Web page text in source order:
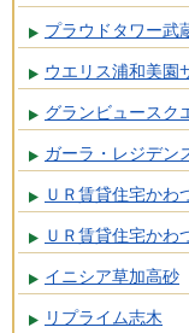
プラウドタワー武
ウエリス浦和美園
グランビュースク
ガーラ・レジデン
ＵＲ賃貸住宅かわ
ＵＲ賃貸住宅かわ
イニシア草加高砂
リプライム志木